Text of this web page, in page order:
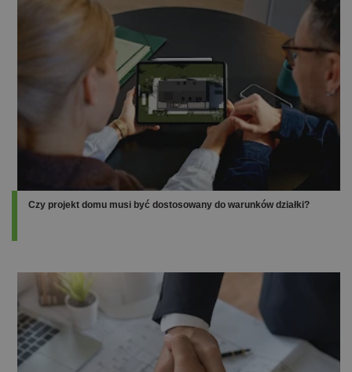
Czy projekt domu musi być dostosowany do warunków działki?